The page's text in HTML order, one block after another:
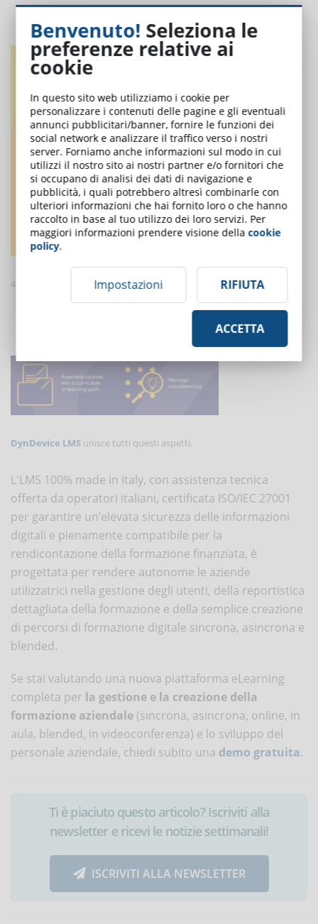
iltracciamento della formazione(ore/durata)
la generazione direport sulla formazione
4. Le caratteristiche speciali più ricercate in un LMS sono:
la creazione dipercorsi di formazione(costituiti da più corsi
DynDevice LMS unisce tutti questi aspetti.
L'LMS 100% made in Italy, con assistenza tecnica
offerta da operatori italiani, certificata ISO/IEC 27001
per garantire un’elevata sicurezza delle informazioni
digitali e pienamente compatibile per la
rendicontazione della formazione finanziata, è
progettata per rendere autonome le aziende
utilizzatrici nella gestione degli utenti, della reportistica
dettagliata della formazione e della semplice creazione
di percorsi di formazione digitale sincrona, asincrona e
blended.
Se stai valutando una nuova piattaforma eLearning
completa per la gestione e la creazione della
formazione aziendale (sincrona, asincrona, online, in
aula, blended, in videoconferenza) e lo sviluppo del
personale aziendale, chiedi subito una demo gratuita.
Ti è piaciuto questo articolo? Iscriviti alla
newsletter e ricevi le notizie settimanali!
ISCRIVITI ALLA NEWSLETTER
Benvenuto! Seleziona le
preferenze relative ai
cookie
In questo sito web utilizziamo i cookie per
personalizzare i contenuti delle pagine e gli eventuali
annunci pubblicitari/banner, fornire le funzioni dei
social network e analizzare il traffico verso i nostri
server. Forniamo anche informazioni sul modo in cui
utilizzi il nostro sito ai nostri partner e/o fornitori che
si occupano di analisi dei dati di navigazione e
pubblicità, i quali potrebbero altresì combinarle con
ulteriori informazioni che hai fornito loro o che hanno
raccolto in base al tuo utilizzo dei loro servizi. Per
maggiori informazioni prendere visione dellacookie
policy.
Impostazioni RIFIUTA
ACCETTA